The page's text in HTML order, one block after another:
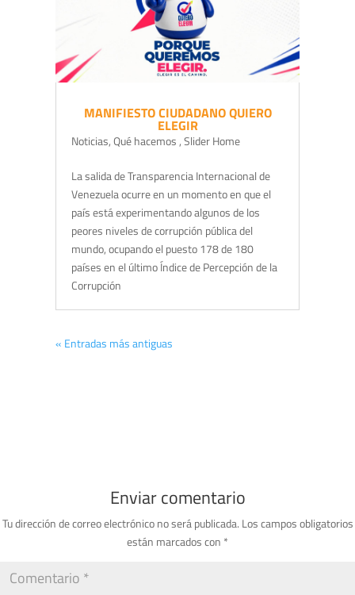
MANIFIESTO CIUDADANO QUIERO
ELEGIR
Noticias,Qué hacemos ,Slider Home
La salida de Transparencia Internacional de
Venezuela ocurre en un momento en que el
país está experimentando algunos de los
peores niveles de corrupción pública del
mundo, ocupando el puesto 178 de 180
países en el último Índice de Percepción de la
Corrupción
« Entradas más antiguas
Enviar comentario
Tu dirección de correo electrónico no será publicada. Los campos obligatorios
están marcados con *